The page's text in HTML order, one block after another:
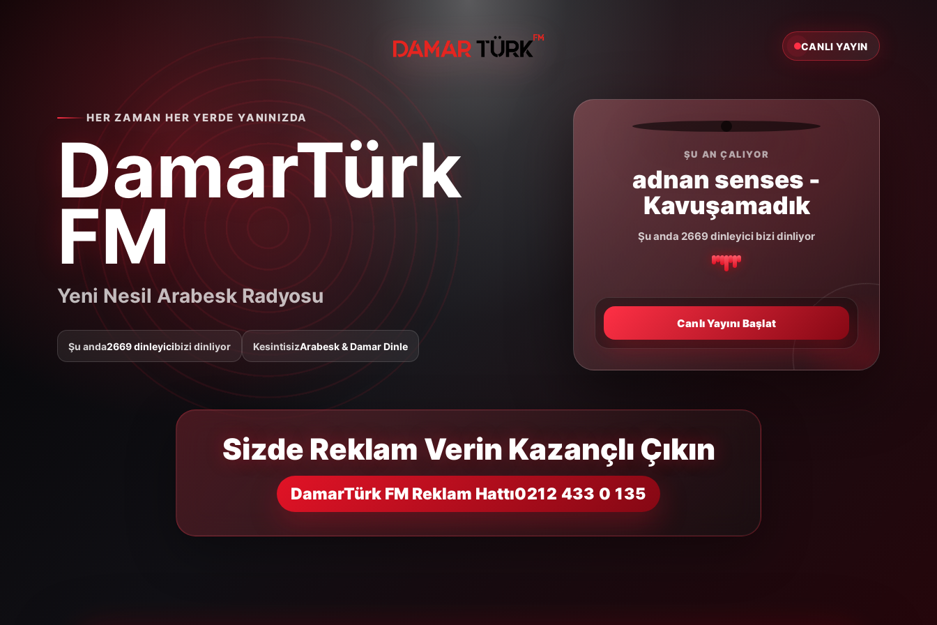
CANLI YAYIN
HER ZAMAN HER YERDE YANINIZDA
DamarTürk
FM
Yeni Nesil Arabesk Radyosu
Şu anda2669 dinleyicibizi dinliyor KesintisizArabesk & Damar Dinle
ŞU AN ÇALIYOR
adnan senses -
Kavuşamadık
Şu anda 2669 dinleyici bizi dinliyor
Canlı Yayını Başlat
Sizde Reklam Verin Kazançlı Çıkın
DamarTürk FM Reklam Hattı0212 433 0 135